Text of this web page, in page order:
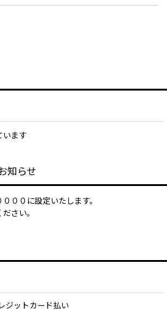
ます
知らせ
００に設定いたします。
さい。